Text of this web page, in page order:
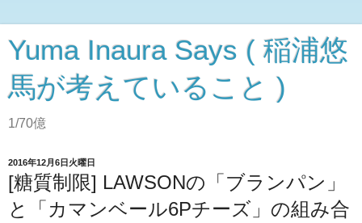
Yuma Inaura Says ( 稲浦悠
馬が考えていること )
1/70億
2016年12月6日火曜日
[糖質制限] LAWSONの「ブランパン」
と「カマンベール6Pチーズ」の組み合